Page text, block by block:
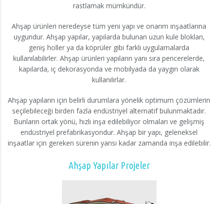
rastlamak mümkündür.
Ahşap ürünleri neredeyse tüm yeni yapı ve onarım inşaatlarına
uygundur. Ahşap yapılar, yapılarda bulunan uzun kule blokları,
geniş holler ya da köprüler gibi farklı uygulamalarda
kullanılabilirler. Ahşap ürünleri yapıların yanı sıra pencerelerde,
kapılarda, iç dekorasyonda ve mobilyada da yaygın olarak
kullanılırlar.
Ahşap yapıların için belirli durumlara yönelik optimum çözümlerin
seçilebileceği birden fazla endüstriyel alternatif bulunmaktadır.
Bunların ortak yönü, hızlı inşa edilebiliyor olmaları ve gelişmiş
endüstriyel prefabrikasyondur. Ahşap bir yapı, geleneksel
inşaatlar için gereken sürenin yarısı kadar zamanda inşa edilebilir.
Ahşap Yapılar Projeler